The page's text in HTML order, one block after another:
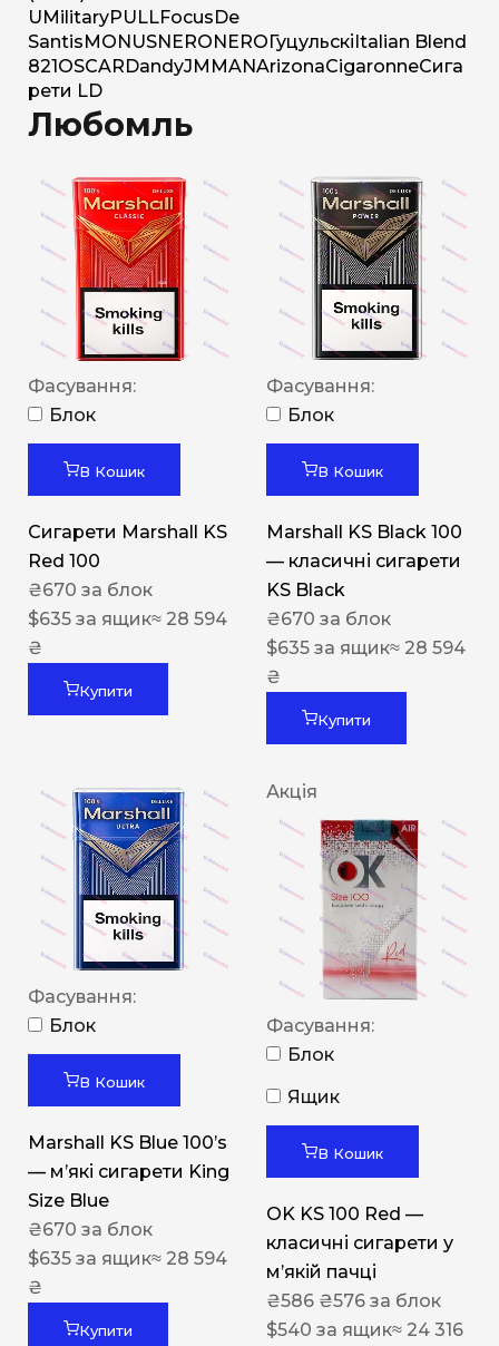
U MilitaryPULLFocus De
Santis MONUSNERO NERO Гуцульскі Italian Blend
821 OSCAR DandyJM MANArizonaCigaronneСига
рети LD
Любомль
Фасування:
Блок
В Кошик
Сигарети Marshall KS
Red 100
₴670 за блок
$635 за ящик≈ 28 594
₴
Купити
Фасування:
Блок
В Кошик
Marshall KS Black 100
— класичні сигарети
KS Black
₴670 за блок
$635 за ящик≈ 28 594
₴
Купити
Фасування:
Блок
В Кошик
Marshall KS Blue 100’s
— м’які сигарети King
Size Blue
₴670 за блок
$635 за ящик≈ 28 594
₴
Купити
Акція
Фасування:
Блок
Ящик
В Кошик
OK KS 100 Red —
класичні сигарети у
м’якій пачці
₴586 ₴576 за блок
$540 за ящик≈ 24 316